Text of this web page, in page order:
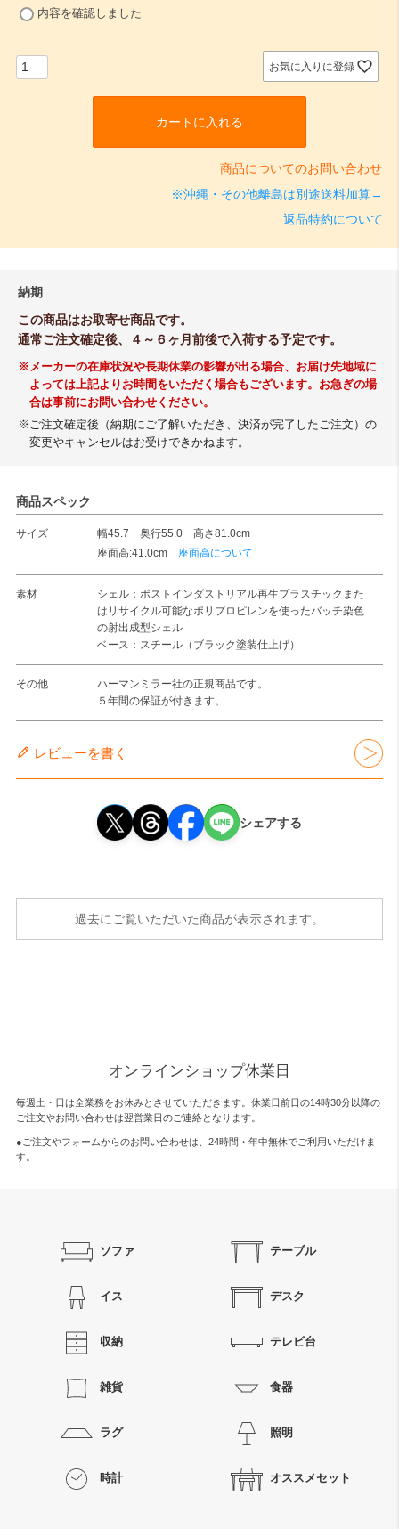
(
内容を確認しました
お気に入りに登録
カートに入れる
商品についてのお問い合わせ
※沖縄・その他離島は別途送料加算→
返品特約について
納期
この商品はお取寄せ商品です。
通常ご注文確定後、４～６ヶ月前後で入荷する予定です。
※メーカーの在庫状況や長期休業の影響が出る場合、お届け先地域に
よっては上記よりお時間をいただく場合もございます。お急ぎの場
合は事前にお問い合わせください。
※ご注文確定後（納期にご了解いただき、決済が完了したご注文）の
変更やキャンセルはお受けできかねます。
商品スペック
サイズ
幅45.7 奥行55.0 高さ81.0cm
座面高:41.0cm 座面高について
素材
シェル：ポストインダストリアル再生プラスチックまた
はリサイクル可能なポリプロピレンを使ったバッチ染色
の射出成型シェル
ベース：スチール（ブラック塗装仕上げ）
その他
ハーマンミラー社の正規商品です。
５年間の保証が付きます。
レビューを書く
シェアする
過去にご覧いただいた商品が表示されます。
オンラインショップ休業日
毎週土・日は全業務をお休みとさせていただきます。休業日前日の14時30分以降の
ご注文やお問い合わせは翌営業日のご連絡となります。
●ご注文やフォームからのお問い合わせは、 24時間・年中無休でご利用いただけま
す。
ソファ テーブル
イス デスク
収納 テレビ台
雑貨 食器
ラグ 照明
時計 オススメセット